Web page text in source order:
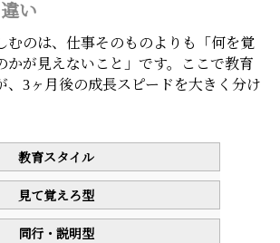
い
むのは、仕事そのものよりも「何を覚
かが見えないこと」です。ここで教育
、3ヶ月後の成長スピードを大きく分け
教育スタイル
見て覚えろ型
同行・説明型